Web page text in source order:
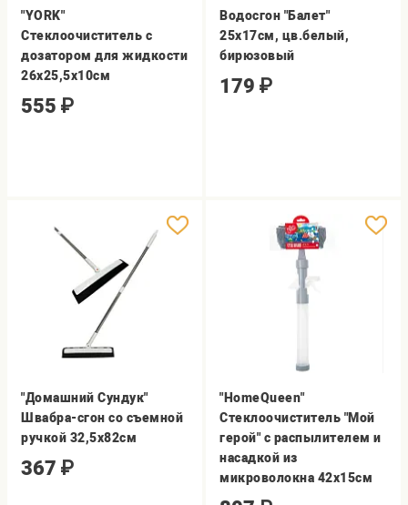
"YORK"
Стеклоочиститель с
дозатором для жидкости
26х25,5х10см
555 ₽
Водосгон "Балет"
25х17см, цв.белый,
бирюзовый
179 ₽
"Домашний Сундук"
Швабра-сгон со съемной
ручкой 32,5х82см
367 ₽
"HomeQueen"
Стеклоочиститель "Мой
герой" с распылителем и
насадкой из
микроволокна 42х15см